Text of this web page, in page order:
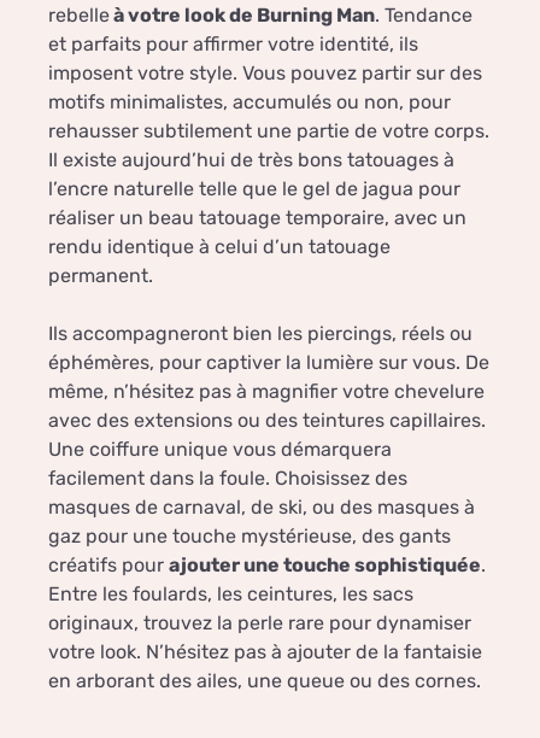
rebelleà votre look de Burning Man. Tendance
et parfaits pour affirmer votre identité, ils
imposent votre style. Vous pouvez partir sur des
motifs minimalistes, accumulés ou non, pour
rehausser subtilement une partie de votre corps.
Il existe aujourd’hui de très bons tatouages à
l’encre naturelle telle que le gel de jagua pour
réaliser un beau tatouage temporaire, avec un
rendu identique à celui d’un tatouage
permanent.
Ils accompagneront bien les piercings, réels ou
éphémères, pour captiver la lumière sur vous. De
même, n’hésitez pas à magnifier votre chevelure
avec des extensions ou des teintures capillaires.
Une coiffure unique vous démarquera
facilement dans la foule. Choisissez des
masques de carnaval, de ski, ou des masques à
gaz pour une touche mystérieuse, des gants
créatifs pour ajouter une touche sophistiquée.
Entre les foulards, les ceintures, les sacs
originaux, trouvez la perle rare pour dynamiser
votre look. N’hésitez pas à ajouter de la fantaisie
en arborant des ailes, une queue ou des cornes.